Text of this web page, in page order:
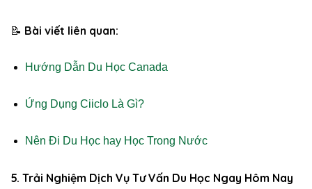
📝 Bài viết liên quan:
Hướng Dẫn Du Học Canada
Ứng Dụng Ciiclo Là Gì?
Nên Đi Du Học hay Học Trong Nước
5. Trải Nghiệm Dịch Vụ Tư Vấn Du Học Ngay Hôm Nay